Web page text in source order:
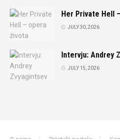
Her Private Hell
JULY 30, 2026
Intervju: Andrey
JULY 15, 2026